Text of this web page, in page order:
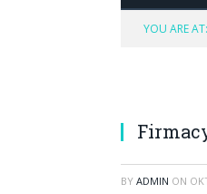
YOU ARE AT:
BY ADMIN ON